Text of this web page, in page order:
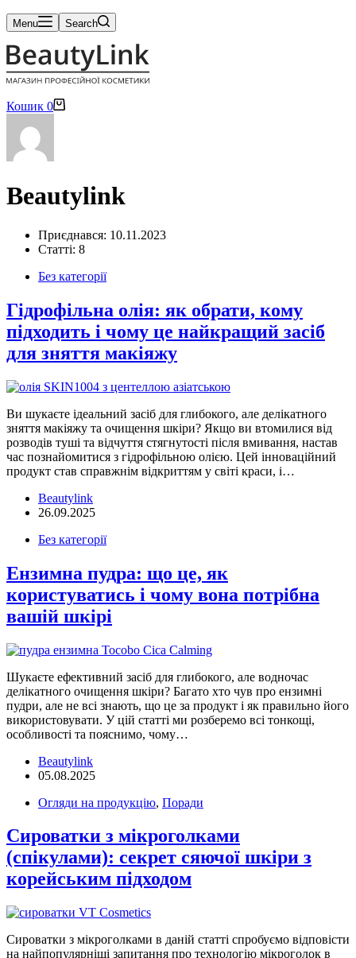
Menu Search
Кошик 0
Beautylink
Приєднався: 10.11.2023
Статті: 8
Без категорії
Гідрофільна олія: як обрати, кому
підходить і чому це найкращий засіб
для зняття макіяжу
Ви шукаєте ідеальний засіб для глибокого, але делікатного
зняття макіяжу та очищення шкіри? Якщо ви втомилися від
розводів туші та відчуття стягнутості після вмивання, настав
час познайомитися з гідрофільною олією. Цей інноваційний
продукт став справжнім відкриттям у світі краси, і…
Beautylink
26.09.2025
Без категорії
Ензимна пудра: що це, як
користуватись і чому вона потрібна
вашій шкірі
Шукаєте ефективний засіб для глибокого, але водночас
делікатного очищення шкіри? Багато хто чув про ензимні
пудри, але не всі знають, що це за продукт і як правильно його
використовувати. У цій статті ми розберемо всі тонкощі,
особливості та пояснимо, чому…
Beautylink
05.08.2025
Огляди на продукцію, Поради
Сироватки з мікроголками
(спікулами): секрет сяючої шкіри з
корейським підходом
Сироватки з мікроголками в даній статті спробуємо відповісти
на найпопулярніші запитання про технологію мікроголок в